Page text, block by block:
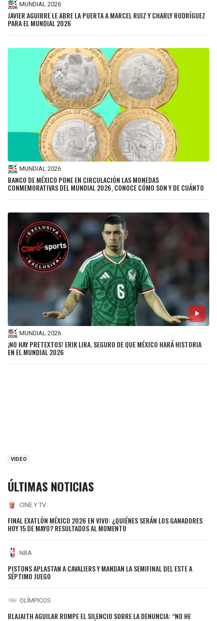
MUNDIAL 2026
JAVIER AGUIRRE LE ABRE LA PUERTA A MARCEL RUIZ Y CHARLY RODRÍGUEZ
PARA EL MUNDIAL 2026
MUNDIAL 2026
BANCO DE MÉXICO PONE EN CIRCULACIÓN LAS MONEDAS
CONMEMORATIVAS DEL MUNDIAL 2026, CONOCE CÓMO SON Y DE CUÁNTO
MUNDIAL 2026
¡NO HAY PRETEXTOS! ERIK LIRA, SEGURO DE QUE MÉXICO HARÁ HISTORIA
EN EL MUNDIAL 2026
VIDEO
ÚLTIMAS NOTICIAS
CINE Y TV
FINAL EXATLÓN MÉXICO 2026 EN VIVO: ¿QUIÉNES SERÁN LOS GANADORES
HOY 15 DE MAYO? RESULTADOS AL MOMENTO
NBA
PISTONS APLASTAN A CAVALIERS Y MANDAN LA SEMIFINAL DEL ESTE A
SÉPTIMO JUEGO
OLÍMPICOS
BLAJAITH AGUILAR ROMPE EL SILENCIO SOBRE LA DENUNCIA: “NO HE